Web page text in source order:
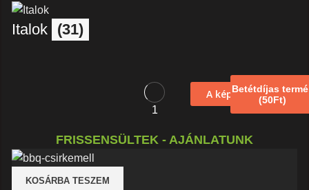
Italok (31)
1
FRISSENSÜLTEK - AJÁNLATUNK
KOSÁRBA TESZEM
A kép illusztráció!
Betétdíjas
(50Ft)